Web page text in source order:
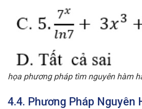
họa phương pháp tìm nguyên hàm
4.4. Phương Pháp Nguyên